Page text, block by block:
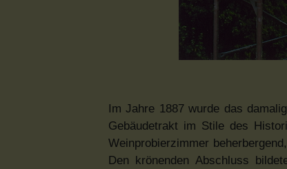
Im Jahre 1887 wurde das
Gebäudetrakt im Stile des
Weinprobierzimmer
Den krönenden Abschluss